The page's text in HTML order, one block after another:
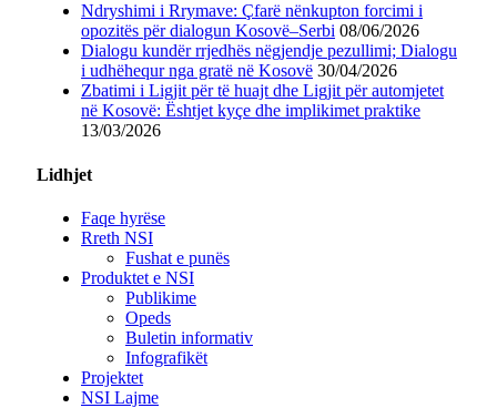
Ndryshimi i Rrymave: Çfarë nënkupton forcimi i
opozitës për dialogun Kosovë–Serbi 08/06/2026
Dialogu kundër rrjedhës nëgjendje pezullimi; Dialogu
i udhëhequr nga gratë në Kosovë 30/04/2026
Zbatimi i Ligjit për të huajt dhe Ligjit për automjetet
në Kosovë: Ështjet kyçe dhe implikimet praktike
13/03/2026
Lidhjet
Faqe hyrëse
Rreth NSI
Fushat e punës
Produktet e NSI
Publikime
Opeds
Buletin informativ
Infografikët
Projektet
NSI Lajme